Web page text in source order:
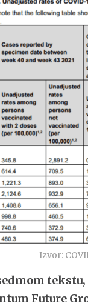
Izvor:
Future